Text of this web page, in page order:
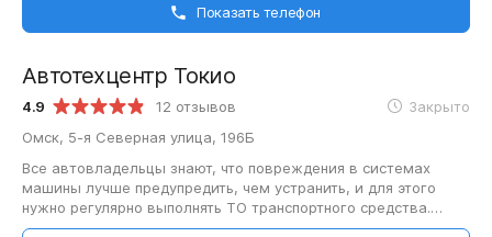
Показать телефон
4.9 12 отзывов Закрыто
Автотехцентр Токио
Омск, 5-я Северная улица, 196Б
Все автовладельцы знают, что повреждения в системах
машины лучше предупредить, чем устранить, и для этого
нужно регулярно выполнять ТО транспортного средства.
Автотехцентр Токио (рейтинг на…